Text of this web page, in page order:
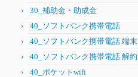
30_補助金・助成金
40_ソフトバンク携帯電話
40_ソフトバンク携帯電話 端末
40_ソフトバンク携帯電話 解約
40_ポケットwifi